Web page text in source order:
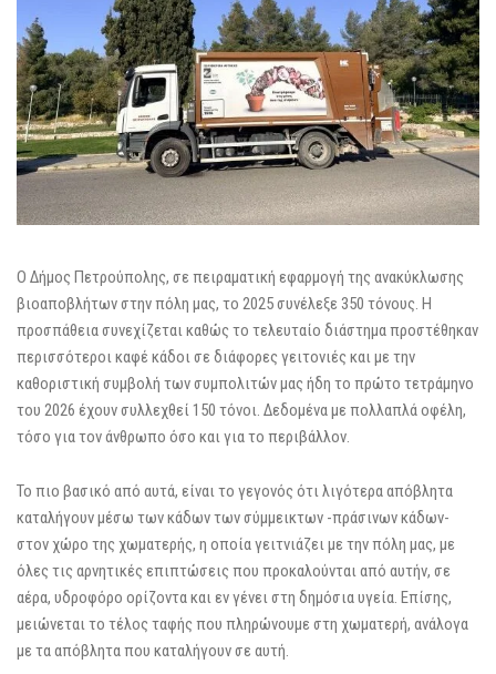
Ο Δήμος Πετρούπολης, σε πειραματική εφαρμογή της ανακύκλωσης
βιοαποβλήτων στην πόλη μας, το 2025 συνέλεξε 350 τόνους. Η
προσπάθεια συνεχίζεται καθώς το τελευταίο διάστημα προστέθηκαν
περισσότεροι καφέ κάδοι σε διάφορες γειτονιές και με την
καθοριστική συμβολή των συμπολιτών μας ήδη το πρώτο τετράμηνο
του 2026 έχουν συλλεχθεί 150 τόνοι. Δεδομένα με πολλαπλά οφέλη,
τόσο για τον άνθρωπο όσο και για το περιβάλλον.
Το πιο βασικό από αυτά, είναι το γεγονός ότι λιγότερα απόβλητα
καταλήγουν μέσω των κάδων των σύμμεικτων -πράσινων κάδων-
στον χώρο της χωματερής, η οποία γειτνιάζει με την πόλη μας, με
όλες τις αρνητικές επιπτώσεις που προκαλούνται από αυτήν, σε
αέρα, υδροφόρο ορίζοντα και εν γένει στη δημόσια υγεία. Επίσης,
μειώνεται το τέλος ταφής που πληρώνουμε στη χωματερή, ανάλογα
με τα απόβλητα που καταλήγουν σε αυτή.